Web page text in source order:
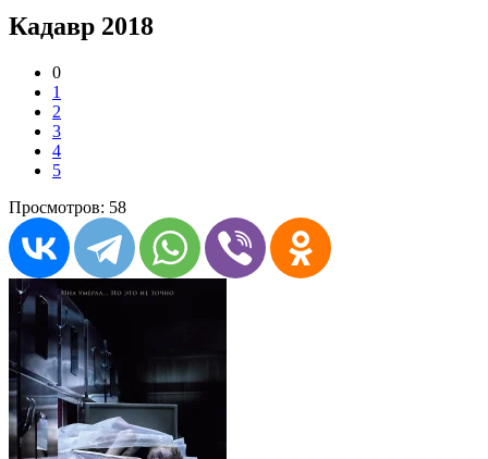
Кадавр 2018
0
1
2
3
4
5
Просмотров: 58